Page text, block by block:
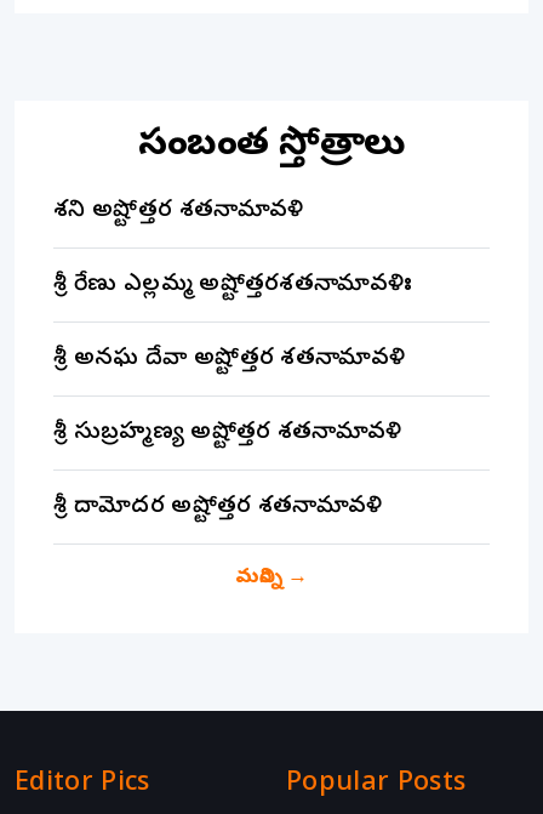
సంబంధిత స్తోత్రాలు
శని అష్టోత్తర శతనామావళి
శ్రీ రేణుకా ఎల్లమ్మ అష్టోత్తరశతనామావళిః
శ్రీ అనఘ దేవా అష్టోత్తర శతనామావళి
శ్రీ సుబ్రహ్మణ్య అష్టోత్తర శతనామావళి
శ్రీ దామోదర అష్టోత్తర శతనామావళి
మరిన్ని→
Editor Pics Popular Posts